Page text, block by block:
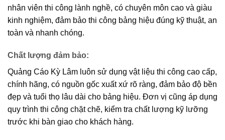
nhân viên thi công lành nghề, có chuyên môn cao và giàu
kinh nghiệm, đảm bảo thi công bảng hiệu đúng kỹ thuật, an
toàn và nhanh chóng.
Chất lượng đảm bảo:
Quảng Cáo Kỳ Lâm luôn sử dụng vật liệu thi công cao cấp,
chính hãng, có nguồn gốc xuất xứ rõ ràng, đảm bảo độ bền
đẹp và tuổi thọ lâu dài cho bảng hiệu. Đơn vị cũng áp dụng
quy trình thi công chặt chẽ, kiểm tra chất lượng kỹ lưỡng
trước khi bàn giao cho khách hàng.